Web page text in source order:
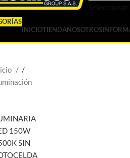
INICIOTIENDANOSOTROS
/
150W
SIN